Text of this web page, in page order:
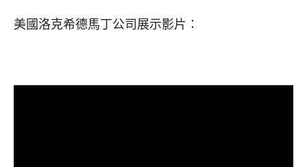
美國洛克希德馬丁公司展示影片：